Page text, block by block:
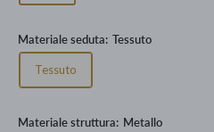
Materiale seduta: Tessuto
Tessuto
Materiale struttura: Metallo